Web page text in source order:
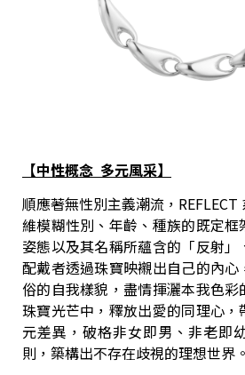
【中性概念 多元風采】
順應著無性別主義潮流，
維模糊性別、年齡、種族的既定
姿態以及其名稱所蘊含的「反射
配戴者透過珠寶映襯出自己的內
俗的自我樣貌，盡情揮灑本我色
珠寶光芒中，釋放出愛的同理心
元差異，破格非女即男、非老即
則，築構出不存在歧視的理想世界。